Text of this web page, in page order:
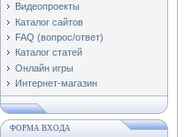
Видеопроекты
Каталог сайтов
FAQ (вопрос/ответ)
Каталог статей
Онлайн игры
Интернет-магазин
ФОРМА ВХОДА